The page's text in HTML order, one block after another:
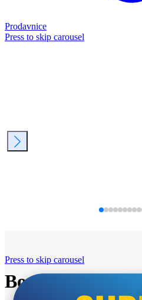
Prodavnice
Press to skip carousel
Bosch super cene
Press to skip carousel